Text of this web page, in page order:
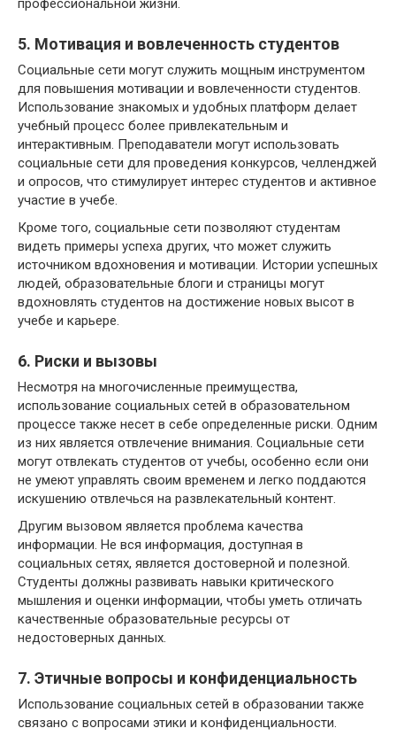
профессиональной жизни.
5. Мотивация и вовлеченность студентов
Социальные сети могут служить мощным инструментом
для повышения мотивации и вовлеченности студентов.
Использование знакомых и удобных платформ делает
учебный процесс более привлекательным и
интерактивным. Преподаватели могут использовать
социальные сети для проведения конкурсов, челленджей
и опросов, что стимулирует интерес студентов и активное
участие в учебе.
Кроме того, социальные сети позволяют студентам
видеть примеры успеха других, что может служить
источником вдохновения и мотивации. Истории успешных
людей, образовательные блоги и страницы могут
вдохновлять студентов на достижение новых высот в
учебе и карьере.
6. Риски и вызовы
Несмотря на многочисленные преимущества,
использование социальных сетей в образовательном
процессе также несет в себе определенные риски. Одним
из них является отвлечение внимания. Социальные сети
могут отвлекать студентов от учебы, особенно если они
не умеют управлять своим временем и легко поддаются
искушению отвлечься на развлекательный контент.
Другим вызовом является проблема качества
информации. Не вся информация, доступная в
социальных сетях, является достоверной и полезной.
Студенты должны развивать навыки критического
мышления и оценки информации, чтобы уметь отличать
качественные образовательные ресурсы от
недостоверных данных.
7. Этичные вопросы и конфиденциальность
Использование социальных сетей в образовании также
связано с вопросами этики и конфиденциальности.